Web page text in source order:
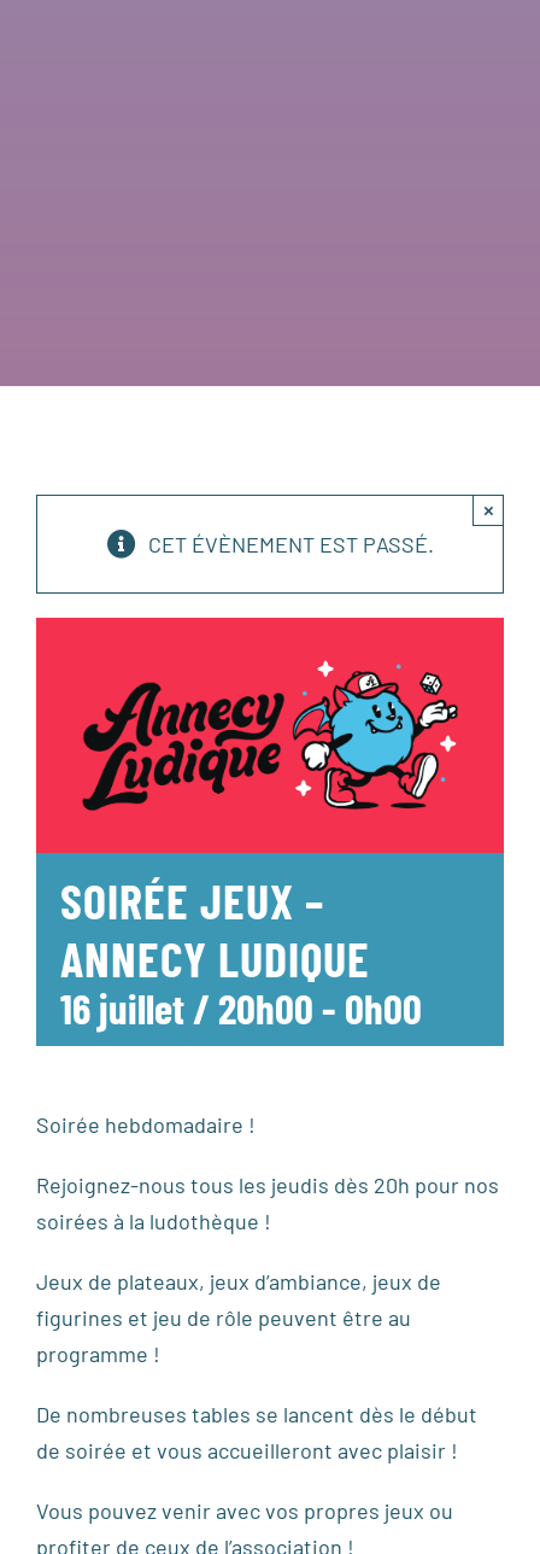
CET ÉVÈNEMENT EST PASSÉ.
×
SOIRÉE JEUX –
ANNECY LUDIQUE
16 juillet / 20h00- 0h00
Soirée hebdomadaire !
Rejoignez-nous tous les jeudis dès 20h pour nos
soirées à la ludothèque !
Jeux de plateaux, jeux d’ambiance, jeux de
figurines et jeu de rôle peuvent être au
programme !
De nombreuses tables se lancent dès le début
de soirée et vous accueilleront avec plaisir !
Vous pouvez venir avec vos propres jeux ou
profiter de ceux de l’association !